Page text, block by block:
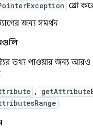
থ্রো
জন্য সমর্থন
তথ্য পাওয়ার জন্য
,